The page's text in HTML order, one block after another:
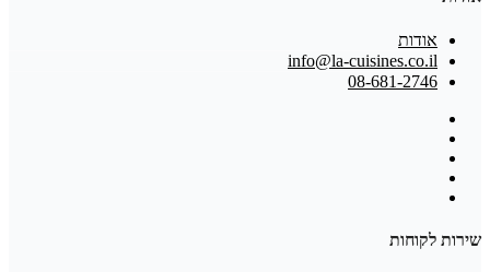
אודות
info@la-cuisines.co.il
08-681-2746
שירות לקוחות